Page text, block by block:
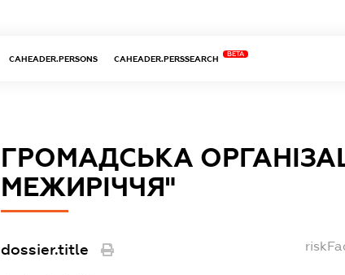
CAHEADER.PERSONS CAHEADER.PERSSEARCH
BETA
ГРОМАДСЬКА
МЕЖИРІЧЧЯ"
dossier.title